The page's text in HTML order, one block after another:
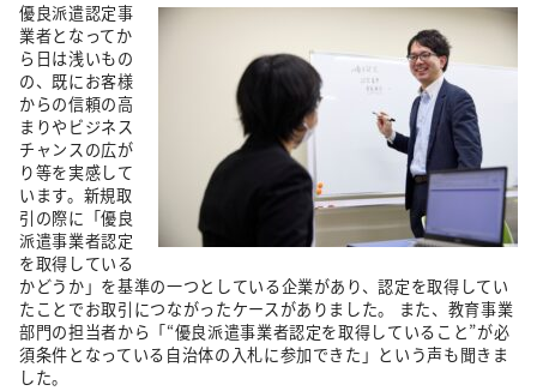
優良派遣認定事
業者となってか
ら日は浅いもの
の、既にお客様
からの信頼の高
まりやビジネス
チャンスの広が
り等を実感して
います。新規取
引の際に「優良
派遣事業者認定
を取得している
かどうか」を基準の一つとしている企業があり、認定を取得してい
たことでお取引につながったケースがありました。 また、教育事業
部門の担当者から「“優良派遣事業者認定を取得していること”が必
須条件となっている自治体の入札に参加できた」という声も聞きま
した。